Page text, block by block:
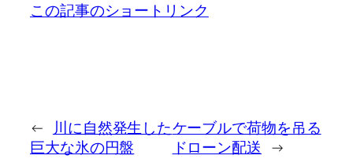
この記事のショートリンク
←
川に自然発生した
巨大な氷の円盤
ケーブルで荷物を吊る
ドローン配送 →